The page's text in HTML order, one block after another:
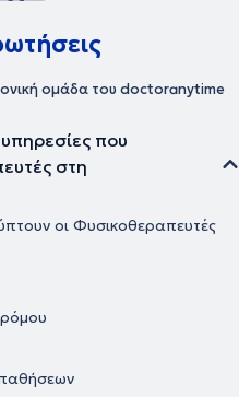
ομάδα του doctoranytime
υπηρεσίες που
στη
οι Φυσικοθεραπευτές